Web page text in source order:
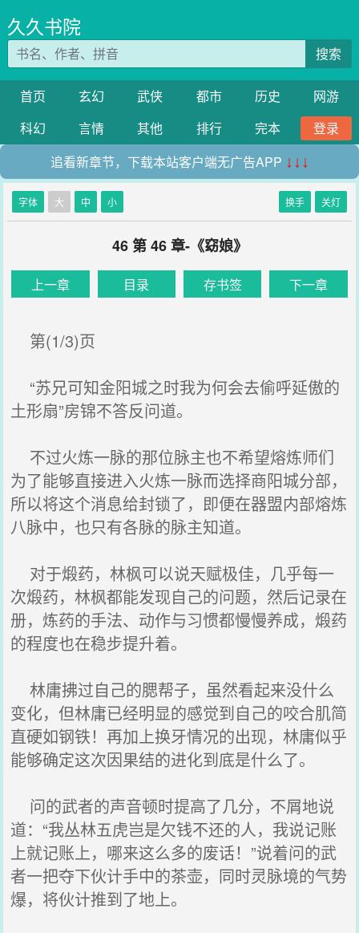
久久书院
搜索
首页 玄幻 武侠 都市 历史
网游
科幻
言情 其他 排行 完本
登录
追看新章节，下载本站客户端无广告APP ↓↓↓
字体 大 中 小 换手 关灯
46 第 46 章-《窈娘》
上一章 目录 存书签 下一章
第(1/3)页
“苏兄可知金阳城之时我为何会去偷呼延傲的
土形扇”房锦不答反问道。
不过火炼一脉的那位脉主也不希望熔炼师们
为了能够直接进入火炼一脉而选择商阳城分部，
所以将这个消息给封锁了，即便在器盟内部熔炼
八脉中，也只有各脉的脉主知道。
对于煅药，林枫可以说天赋极佳，几乎每一
次煅药，林枫都能发现自己的问题，然后记录在
册，炼药的手法、动作与习惯都慢慢养成，煅药
的程度也在稳步提升着。
林庸拂过自己的腮帮子，虽然看起来没什么
变化，但林庸已经明显的感觉到自己的咬合肌简
直硬如钢铁！再加上换牙情况的出现，林庸似乎
能够确定这次因果结的进化到底是什么了。
问的武者的声音顿时提高了几分，不屑地说
道：“我丛林五虎岂是欠钱不还的人，我说记账
上就记账上，哪来这么多的废话！”说着问的武
者一把夺下伙计手中的茶壶，同时灵脉境的气势
爆，将伙计推到了地上。